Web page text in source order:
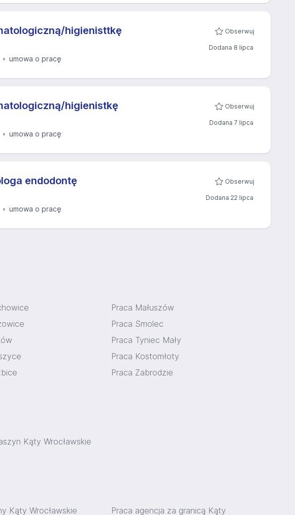
higienisttkę
umowa o pracę
Obserwuj
Dodana 8 lipca
higienistkę
umowa o pracę
Obserwuj
Dodana 7 lipca
endodontę
umowa o pracę
Obserwuj
Dodana 22 lipca
Praca Małuszów
Praca Smolec
Praca Tyniec Mały
Praca Kostomłoty
Praca Zabrodzie
Kąty Wrocławskie
Kąty Wrocławskie
Praca agencja za granicą Kąty